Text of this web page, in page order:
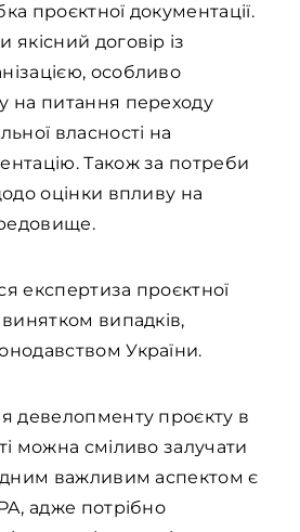
проєктної документації.
якісний договір із
особливо
на питання переходу
власності на
Також за потреби
оцінки впливу на
експертиза проєкт­ної
винятком випадків,
України.
девелопменту проєкту в
можна сміливо залучати
важливим аспектом є
адже потрібно